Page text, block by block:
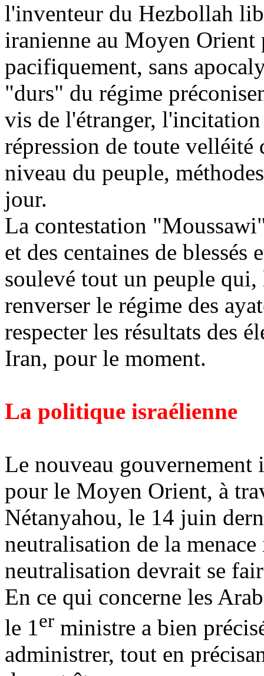
l'inventeur du Hezbollah
iranienne au Moyen Orient
pacifiquement, sans
"durs" du régime
vis de l'étranger,
répression de toute
niveau du peuple,
jour.
La contestation
et des centaines de blessés
soulevé tout un peuple
renverser le régime des
respecter les résultats des
Iran, pour le moment.
La politique israélienne
Le nouveau
pour le Moyen Orient, à
Nétanyahou, le 14 juin
neutralisation de la
neutralisation devrait se
En ce qui concerne les
le 1er ministre a bien
administrer, tout en